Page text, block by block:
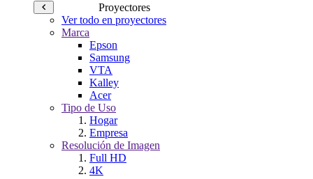
Proyectores
Ver todo en proyectores
Marca
Epson
Samsung
VTA
Kalley
Acer
Tipo de Uso
Hogar
Empresa
Resolución de Imagen
Full HD
4K